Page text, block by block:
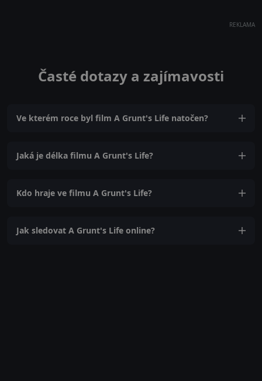
REKLAMA
Časté dotazy a zajímavosti
Ve kterém roce byl film A Grunt's Life natočen?
Jaká je délka filmu A Grunt's Life?
Kdo hraje ve filmu A Grunt's Life?
Jak sledovat A Grunt's Life online?